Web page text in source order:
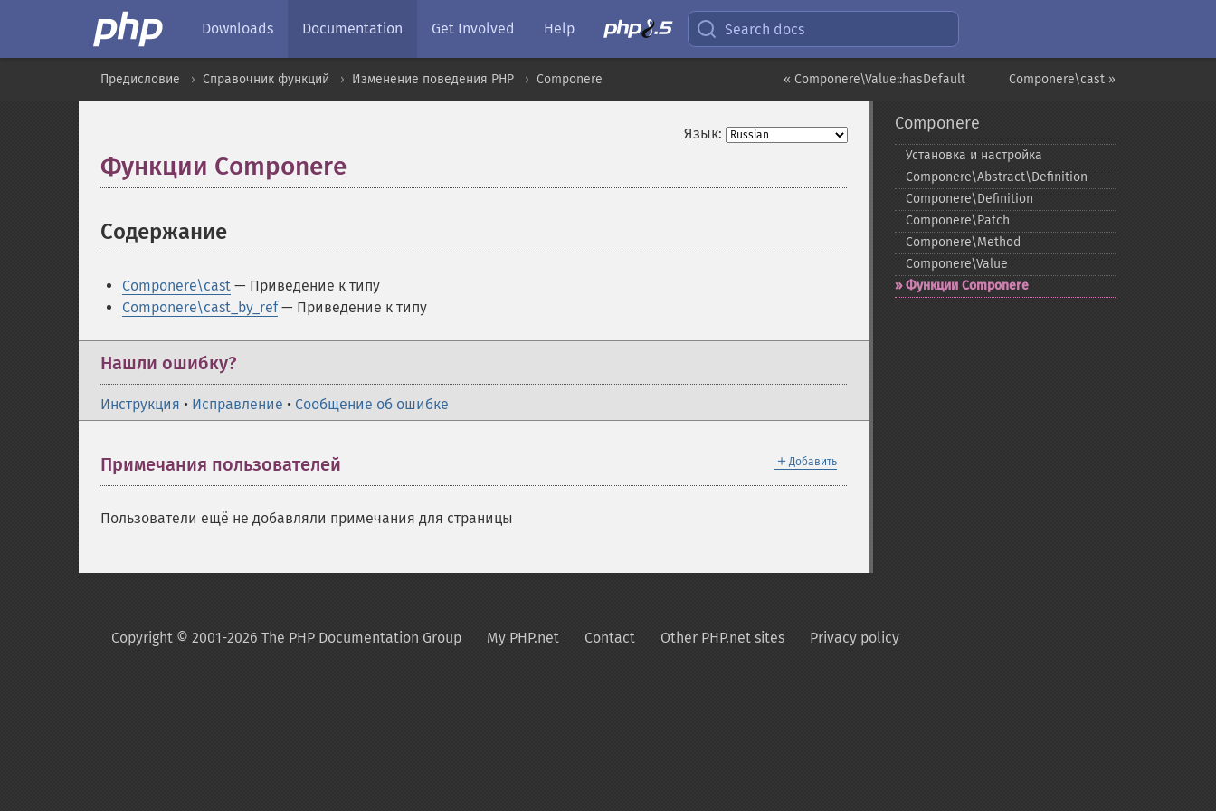
Downloads Documentation Get Involved Help Search docs
Componere\cast »
« Componere\Value::hasDefault
Предисловие Справочник функций Изменение поведения PHP Componere
Язык:
Функции Componere
Содержание
Componere\cast — Приведение к типу
Componere\cast_by_ref— Приведение к типу
Нашли ошибку?
Инструкция • Исправление • Сообщение об ошибке
＋ Добавить
Примечания пользователей
Пользователи ещё не добавляли примечания для страницы
Componere
Установка и настройка
Componere\Abstract\Definition
Componere\Definition
Componere\Patch
Componere\Method
Componere\Value
Функции Componere
Copyright © 2001-2026 The PHP Documentation Group My PHP.net Contact Other PHP.net sites Privacy policy